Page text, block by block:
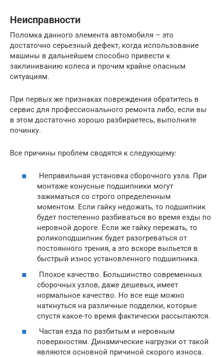
Неисправности
Поломка данного элемента автомобиля – это
достаточно серьезный дефект, когда использование
машины в дальнейшем способно привести к
заклиниванию колеса и прочим крайне опасным
ситуациям.
При первых же признаках повреждения обратитесь в
сервис для профессионального ремонта либо, если вы
в этом достаточно хорошо разбираетесь, выполните
починку.
Все причины проблем сводятся к следующему:
Неправильная установка сборочного узла. При
монтаже конусные подшипники могут
зажиматься со строго определенным
моментом. Если гайку недожать, то подшипник
будет постепенно разбиваться во время езды по
неровной дороге. Если же гайку пережать, то
роликоподшипник будет разогреваться от
постоянного трения, а это вскоре выльется в
быстрый износ установленного подшипника.
Плохое качество. Большинство современных
сборочных узлов, даже дешевых, имеет
нормальное качество. Но все еще можно
наткнуться на различные подделки, которые
спустя какое-то время фактически рассыпаются.
Частая езда по разбитым и неровным
поверхностям. Динамические нагрузки от такой
являются основной причиной скорого износа.